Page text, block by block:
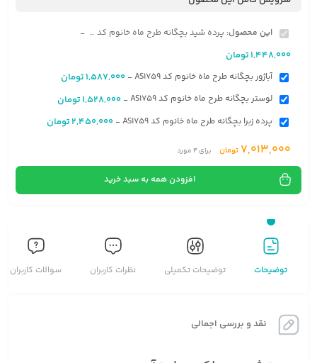
این محصول: پرده شید بچگانه طرح ماه خانوم کد AS1759 -
1,448,000تومان
آباژور بچگانه طرح ماه خانوم کد AS1759 -
1,587,000تومان
لوستر بچگانه طرح ماه خانوم کد AS1759 -
1,528,000تومان
پرده زبرا بچگانه طرح ماه خانوم کد AS1759 -
2,450,000تومان
7,013,000 تومان برای4مورد
افزودن همه به سبد خرید
توضیحات توضیحات تکمیلی نظرات کاربران سوالات کاربران
نقد و بررسی اجمالی